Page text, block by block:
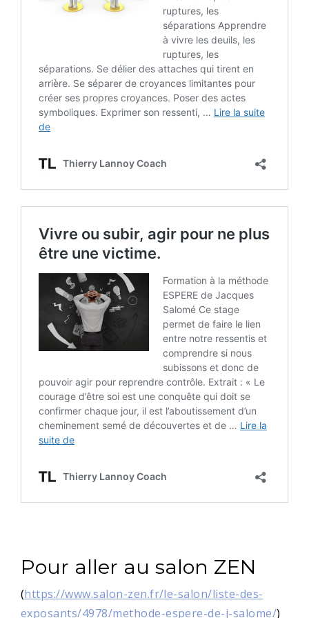
Pour aller au salon ZEN
(https://www.salon-zen.fr/le-salon/liste-des-
exposants/4978/methode-espere-de-j-salome/)